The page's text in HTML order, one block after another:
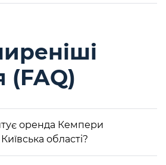
(FAQ)
оренда Кемпери
області?